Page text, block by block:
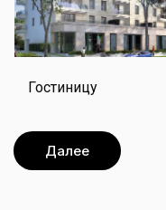
Гостиницу
Далее